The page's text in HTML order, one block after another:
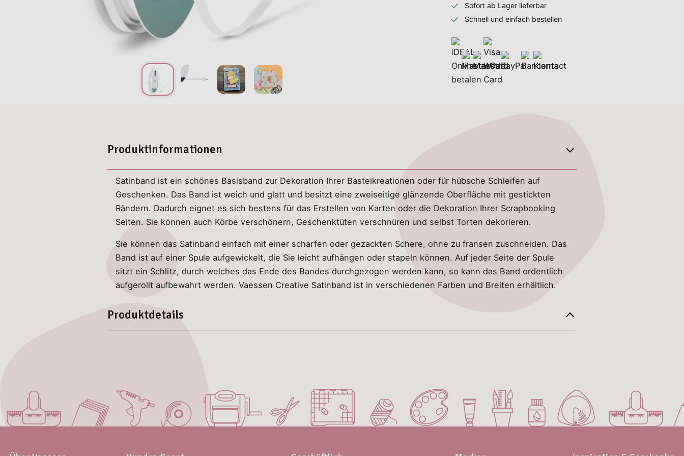
Sofort ab Lager lieferbar
Schnell und einfach bestellen
Produktinformationen
Satinband ist ein schönes Basisband zur Dekoration Ihrer Bastelkreationen oder für hübsche Schleifen auf
Geschenken. Das Band ist weich und glatt und besitzt eine zweiseitige glänzende Oberfläche mit gestickten
Rändern. Dadurch eignet es sich bestens für das Erstellen von Karten oder die Dekoration Ihrer Scrapbooking
Seiten. Sie können auch Körbe verschönern, Geschenktüten verschnüren und selbst Torten dekorieren.
Sie können das Satinband einfach mit einer scharfen oder gezackten Schere, ohne zu fransen zuschneiden. Das
Band ist auf einer Spule aufgewickelt, die Sie leicht aufhängen oder stapeln können. Auf jeder Seite der Spule
sitzt ein Schlitz, durch welches das Ende des Bandes durchgezogen werden kann, so kann das Band ordentlich
aufgerollt aufbewahrt werden. Vaessen Creative Satinband ist in verschiedenen Farben und Breiten erhältlich.
Produktdetails